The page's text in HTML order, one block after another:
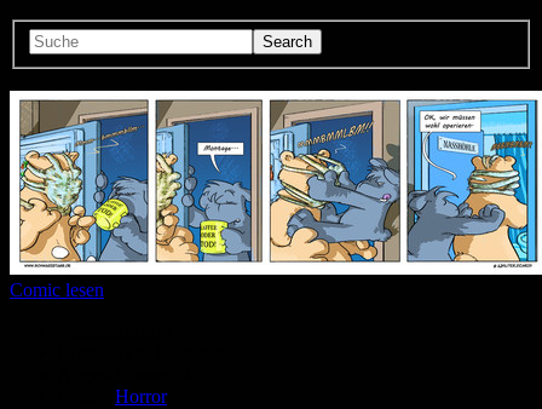
Comic lesen
Horror